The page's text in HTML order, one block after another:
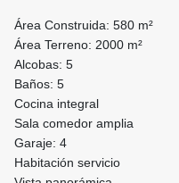
Área Construida: 580 m²
Área Terreno: 2000 m²
Alcobas: 5
Baños: 5
Cocina integral
Sala comedor amplia
Garaje: 4
Habitación servicio